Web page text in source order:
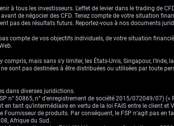
à tous les investisseurs. L'effet de levier dans le trading de
de négocier des CFD. Tenez compte de votre situation
pas des résultats futurs. Reportez-vous à nos documents
compte de vos objectifs individuels, de votre situation
mais sans s'y limiter, les États-Unis, Singapour,
sont pas destinées à être distribuées ou utilisées par toute
dans diverses juridictions.
n° 50865, n° d’enregistrement de société 2015/072049/07)
en tant qu’intermédiaire en vertu de la loi FAIS entre le client
de produits. Par conséquent, le FSP n’agit pas
Afrique du Sud.